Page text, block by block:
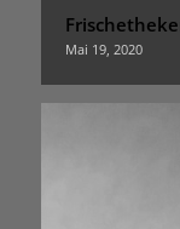
Mai 19, 2020